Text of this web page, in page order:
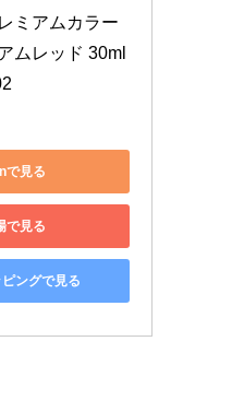
ミアムカラー
ムレッド 30ml
で見る
で見る
ングで見る